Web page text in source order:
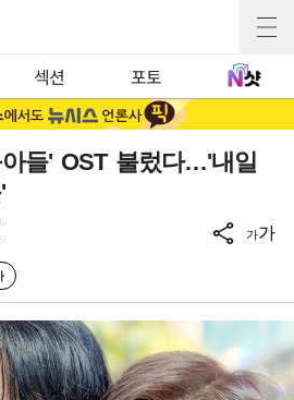
섹션 포토
들' OST 불렀다…'내일
가가